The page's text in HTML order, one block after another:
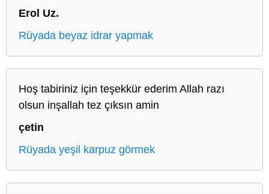
Erol Uz.
Rüyada beyaz idrar yapmak
Hoş tabiriniz için teşekkür ederim Allah razı
olsun inşallah tez çıksın amin
çetin
Rüyada yeşil karpuz görmek